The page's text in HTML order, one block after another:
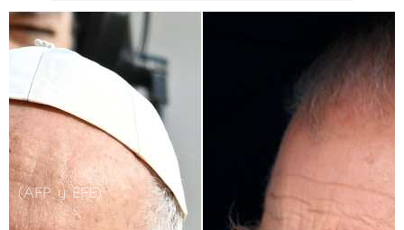
(AFP y EFE)